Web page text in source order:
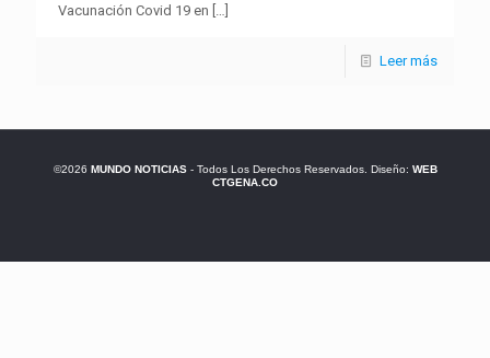
Vacunación Covid 19 en […]
Leer más
©2026 MUNDO NOTICIAS- Todos Los Derechos Reservados. Diseño: WEB
CTGENA.CO